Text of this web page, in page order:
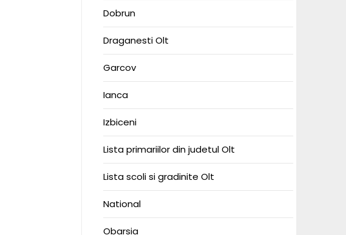
Dobrun
Draganesti Olt
Garcov
Ianca
Izbiceni
Lista primariilor din judetul Olt
Lista scoli si gradinite Olt
National
Obarsia